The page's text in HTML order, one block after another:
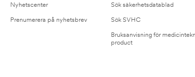
Nyhetscenter
Prenumerera på nyhetsbrev
Sök säkerhetsdatablad
Sök SVHC
Bruksanvisning för
product